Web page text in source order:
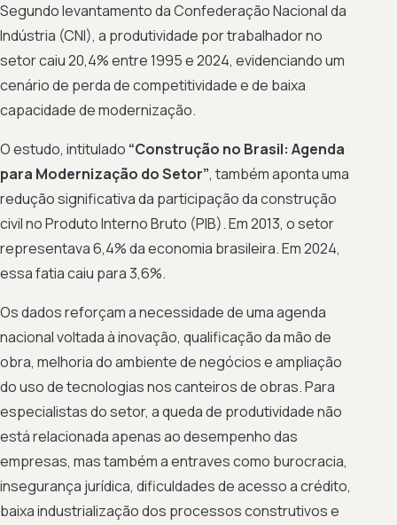
Segundo levantamento da Confederação Nacional da
Indústria (CNI), a produtividade por trabalhador no
setor caiu 20,4% entre 1995 e 2024, evidenciando um
cenário de perda de competitividade e de baixa
capacidade de modernização.
O estudo, intitulado “Construção no Brasil: Agenda
para Modernização do Setor”, também aponta uma
redução significativa da participação da construção
civil no Produto Interno Bruto (PIB). Em 2013, o setor
representava 6,4% da economia brasileira. Em 2024,
essa fatia caiu para 3,6%.
Os dados reforçam a necessidade de uma agenda
nacional voltada à inovação, qualificação da mão de
obra, melhoria do ambiente de negócios e ampliação
do uso de tecnologias nos canteiros de obras. Para
especialistas do setor, a queda de produtividade não
está relacionada apenas ao desempenho das
empresas, mas também a entraves como burocracia,
insegurança jurídica, dificuldades de acesso a crédito,
baixa industrialização dos processos construtivos e